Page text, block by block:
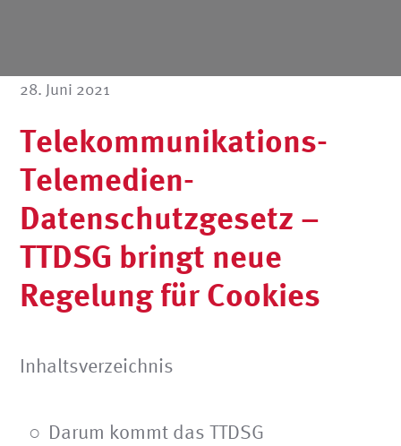
28. Juni 2021
Telekommunikations-
Telemedien-
Datenschutzgesetz –
TTDSG bringt neue
Regelung für Cookies
Inhaltsverzeichnis
Darum kommt das TTDSG